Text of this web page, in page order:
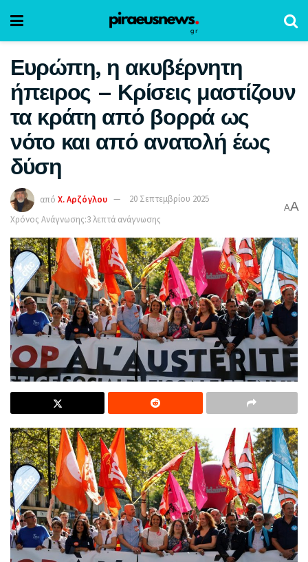
Ευρώπη, η ακυβέρνητη
ήπειρος – Κρίσεις μαστίζουν
τα κράτη από βορρά ως
νότο και από ανατολή έως
δύση
από Χ. Αρζόγλου
20 Σεπτεμβρίου 2025
Χρόνος Ανάγνωσης:3 λεπτά ανάγνωσης
AA